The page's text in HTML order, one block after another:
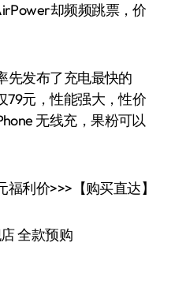
却频频跳票，价
发布了充电最快的
79元，性能强大，性价
无线充，果粉可以
利价>>>【购买直达】
全款预购